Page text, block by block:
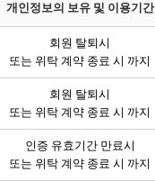
개인정보의 보유 및 이용기간
회원 탈퇴시
또는 위탁 계약 종료 시 까지
회원 탈퇴시
또는 위탁 계약 종료 시 까지
인증 유효기간 만료시
또는 위탁 계약 종료 시 까지